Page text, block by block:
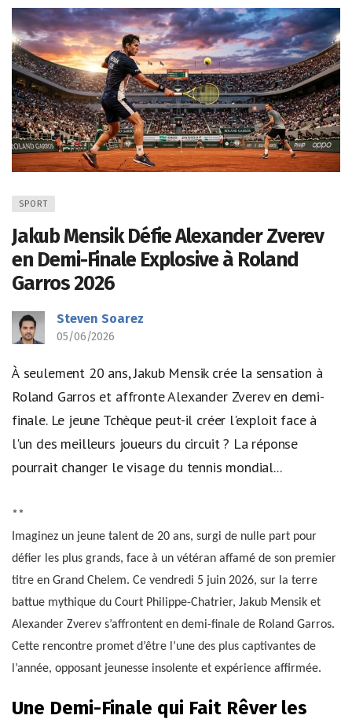
SPORT
Jakub Mensik Défie Alexander Zverev
en Demi-Finale Explosive à Roland
Garros 2026
Steven Soarez
05/06/2026
À seulement 20 ans, Jakub Mensik crée la sensation à
Roland Garros et affronte Alexander Zverev en demi-
finale. Le jeune Tchèque peut-il créer l'exploit face à
l'un des meilleurs joueurs du circuit ? La réponse
pourrait changer le visage du tennis mondial...
**
Imaginez un jeune talent de 20 ans, surgi de nulle part pour
défier les plus grands, face à un vétéran affamé de son premier
titre en Grand Chelem. Ce vendredi 5 juin 2026, sur la terre
battue mythique du Court Philippe-Chatrier, Jakub Mensik et
Alexander Zverev s’affrontent en demi-finale de Roland Garros.
Cette rencontre promet d’être l’une des plus captivantes de
l’année, opposant jeunesse insolente et expérience affirmée.
Une Demi-Finale qui Fait Rêver les